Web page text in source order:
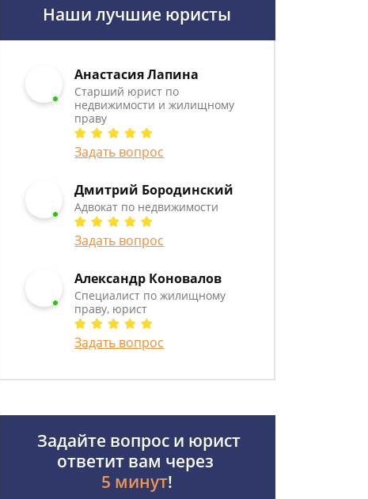
Наши лучшие юристы
Анастасия Лапина
Старший юрист по
недвижимости и жилищному
праву
Задать вопрос
Дмитрий Бородинский
Адвокат по недвижимости
Задать вопрос
Александр Коновалов
Специалист по жилищному
праву, юрист
Задать вопрос
Задайте вопрос и юрист
ответит вам через
5 минут!